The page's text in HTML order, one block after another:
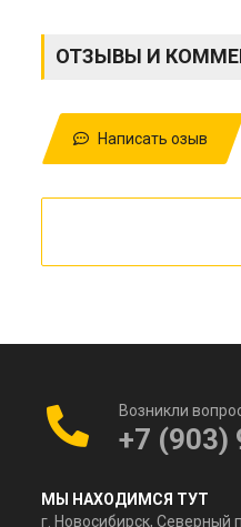
ОТЗЫВЫ И
Написать озыв
Возникли
+7 (903)
МЫ НАХОДИМСЯ ТУТ
г. Новосибирск, Северный